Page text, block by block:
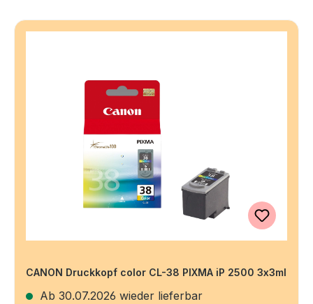
CANON Druckkopf color CL-38 PIXMA iP 2500 3x3ml
Ab 30.07.2026 wieder lieferbar